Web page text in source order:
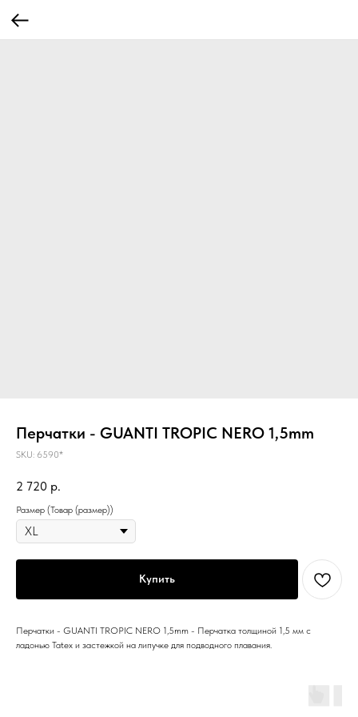
Перчатки - GUANTI TROPIC NERO 1,5mm
SKU: 6590*
2 720 р.
Размер (Товар (размер))
Купить
Перчатки - GUANTI TROPIC NERO 1,5mm - Перчатка толщиной 1,5 мм с
ладонью Tatex и застежкой на липучке для подводного плавания.